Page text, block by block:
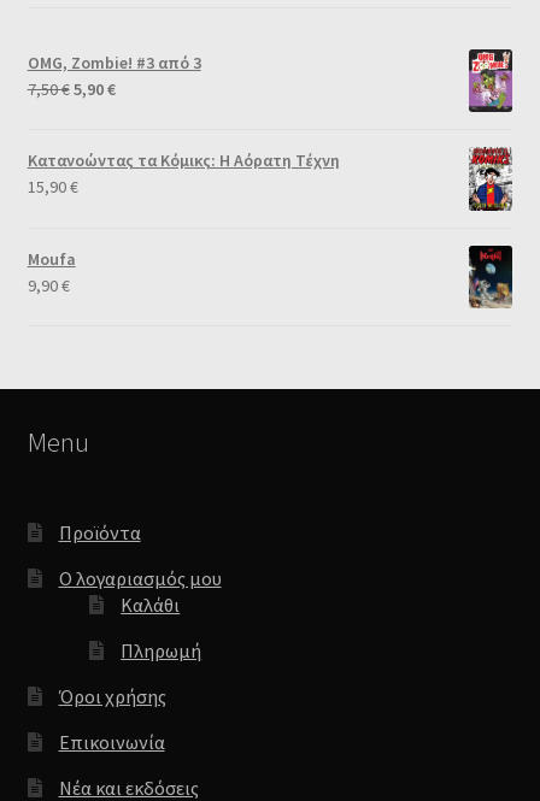
OMG, Zombie! #3 από 3
7,50€5,90€
Κατανοώντας τα Κόμικς: Η Αόρατη Τέχνη
15,90€
Moufa
9,90€
Menu
Προϊόντα
Ο λογαριασμός μου
Καλάθι
Πληρωμή
Όροι χρήσης
Επικοινωνία
Νέα και εκδόσεις